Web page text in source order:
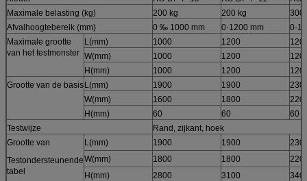
Maximale belasting (kg)
200 kg 200 kg
300
Afvalhoogtebereik (mm)
0 ‰ 1000 mm 0·1200 mm
Maximale grootte
van het testmonster
L(mm) 1000 1200
W(mm)
1000 1200
H(mm)
1000 1200
Grootte van de basis L(mm) 1900 1900
W(mm)
1600 1800
H(mm)
60 60
60
Testwijze
Rand, zijkant, hoek
Grootte van
Testondersteunende
tabel
L(mm) 1900 1900
W(mm)
1800 1800
H(mm)
2800 3100